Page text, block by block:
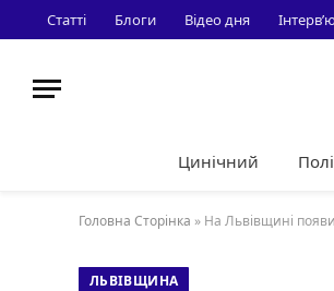
Статті Блоги Відео дня
Цинічний
Головна Сторінка » На Львівщині
ЛЬВІВЩИНА